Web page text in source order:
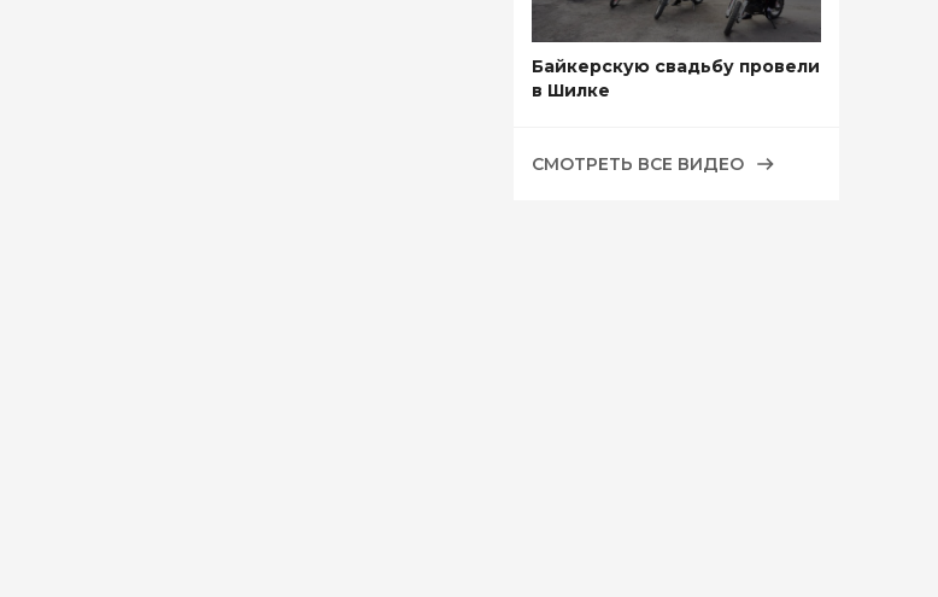
Байкерскую свадьбу провели
в Шилке
СМОТРЕТЬ ВСЕ ВИДЕО